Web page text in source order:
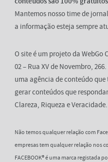
Mantemos nosso time de
a informação esteja sempre
O site é um projeto da WebGo
02 – Rua XV de Novembro,
uma agência de conteúdo
gerar conteúdos que
Clareza, Riqueza e Veracidade.
Não temos qualquer relação com
empresas tem qualquer relação nos
FACEBOOK® é uma marca registada